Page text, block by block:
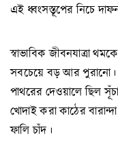
এই ধ্বংসস্তূপের নিচে
স্বাভাবিক জীবনযাত্রা
সবচেয়ে বড় আর পুরানো।
পাথরের দেওয়ালে ছিল
খোদাই করা কাঠের
ফালি চাঁদ।